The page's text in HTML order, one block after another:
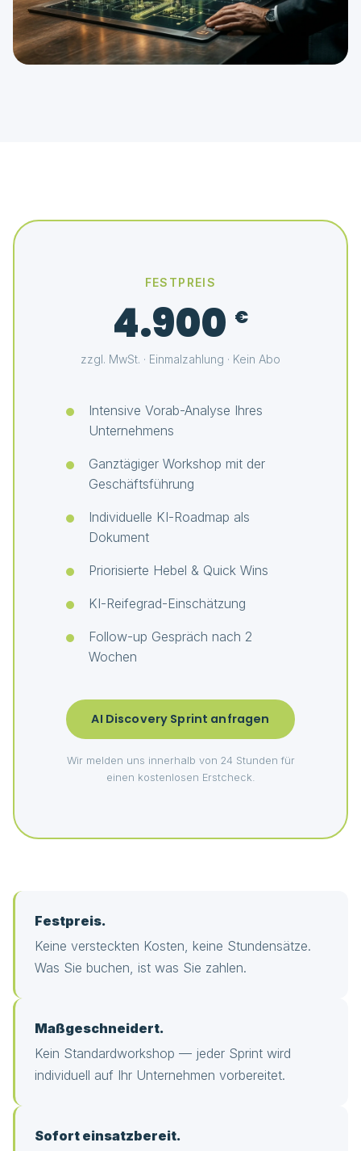
FESTPREIS
4.900 €
zzgl. MwSt. · Einmalzahlung · Kein Abo
Intensive Vorab-Analyse Ihres
Unternehmens
Ganztägiger Workshop mit der
Geschäftsführung
Individuelle KI-Roadmap als
Dokument
Priorisierte Hebel & Quick Wins
KI-Reifegrad-Einschätzung
Follow-up Gespräch nach 2
Wochen
AI Discovery Sprint anfragen
Wir melden uns innerhalb von 24 Stunden für
einen kostenlosen Erstcheck.
Festpreis.
Keine versteckten Kosten, keine Stundensätze.
Was Sie buchen, ist was Sie zahlen.
Maßgeschneidert.
Kein Standardworkshop — jeder Sprint wird
individuell auf Ihr Unternehmen vorbereitet.
Sofort einsatzbereit.